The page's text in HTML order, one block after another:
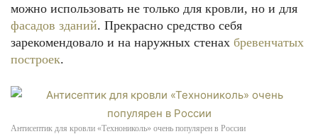
можно использовать не только для кровли, но и для
фасадов зданий. Прекрасно средство себя
зарекомендовало и на наружных стенах бревенчатых
построек.
Антисептик для кровли «Технониколь» очень популярен в России